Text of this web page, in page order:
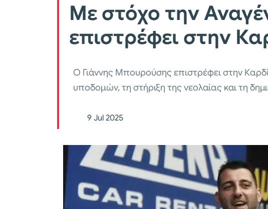
Με στόχο την
επιστρέφει στην
Ο Γιάννης Μπουρούσης επιστρέφει στην
υποδομών, τη στήριξη της νεολαίας και τη
9 Jul 2025